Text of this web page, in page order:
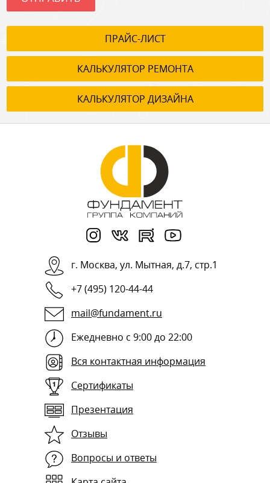
ПРАЙС-ЛИСТ
КАЛЬКУЛЯТОР РЕМОНТА
КАЛЬКУЛЯТОР ДИЗАЙНА
г. Москва, ул. Мытная, д.7, стр.1
+7 (495) 120-44-44
mail@fundament.ru
Ежедневно с 9:00 до 22:00
Вся контактная информация
Сертификаты
Презентация
Отзывы
Вопросы и ответы